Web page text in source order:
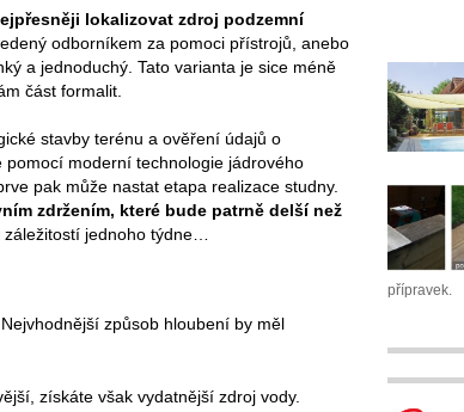
lokalizovat zdroj podzemní
odborníkem za pomoci přístrojů, anebo
a jednoduchý. Tato varianta je sice méně
část formalit.
stavby terénu a ověření údajů o
moderní technologie jádrového
pak může nastat etapa realizace studny.
zdržením, které bude patrně delší než
záležitostí jednoho týdne…
způsob hloubení by měl
získáte však vydatnější zdroj vody.
přípravek.